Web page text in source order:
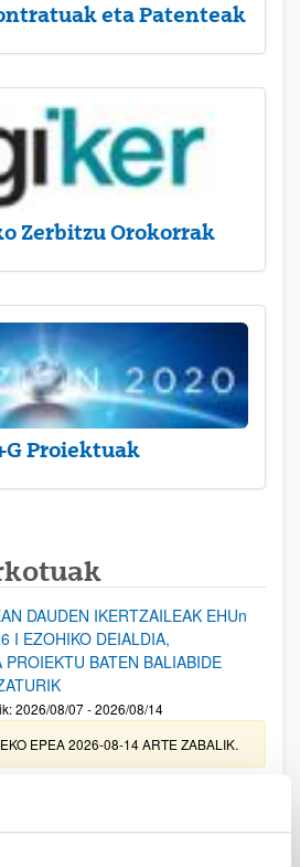
eta Patenteak
Zerbitzu Orokorrak
Proiektuak
DAUDEN IKERTZAILEAK EHUn
I EZOHIKO DEIALDIA,
PROIEKTU BATEN BALIABIDE
2026/08/07 - 2026/08/14
EPEA 2026-08-14 ARTE ZABALIK.
eta Funts Bibliografikoak
2026